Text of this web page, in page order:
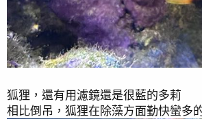
狐狸，還有用濾鏡還是很藍的多莉
相比倒吊，狐狸在除藻方面勤快蠻多